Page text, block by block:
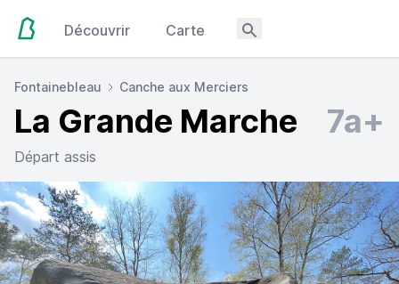
Découvrir Carte
Fontainebleau Canche aux Merciers
La Grande Marche 7a+
Départ assis